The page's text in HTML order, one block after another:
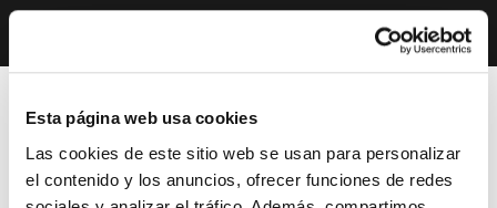
Esta página web usa cookies
Las cookies de este sitio web se usan para personalizar
el contenido y los anuncios, ofrecer funciones de redes